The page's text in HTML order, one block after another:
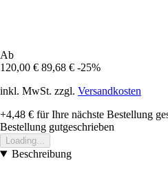
Ab
120,00 € 89,68 € -25%
inkl. MwSt. zzgl. Versandkosten
+4,48 € für Ihre nächste Bestellung
Bestellung gutgeschrieben
Loading...
Beschreibung